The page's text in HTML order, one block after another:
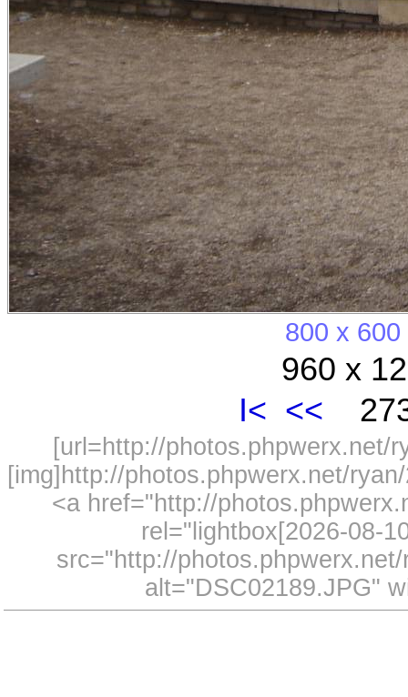
800 x 600
960 x
I< <<
[url=http://photos.phpwerx.net/
[img]http://photos.phpwerx.net/
<a href="http://
rel="lightbox[2026-08-
src="http://
alt="DSC02189.JPG"